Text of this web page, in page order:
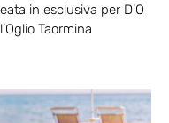
in esclusiva per D’O
Taormina